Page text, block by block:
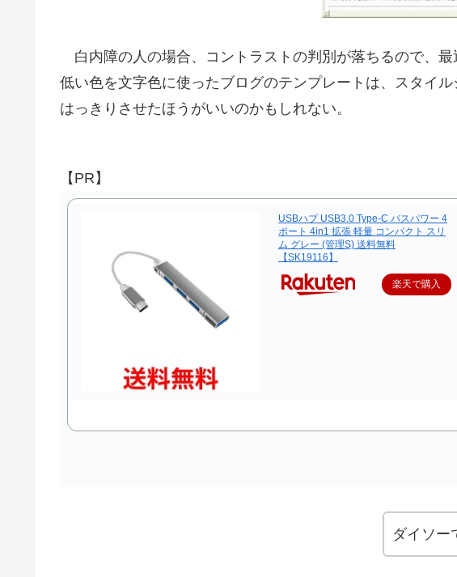
白内障の人の場合、コントラストの判別が落ちるので、
低い色を文字色に使ったブログのテンプレートは、スタイ
はっきりさせたほうがいいのかもしれない。
【PR】
USBハブ USB3.0 Type-C バスパワー 4
ポート 4in1 拡張 軽量 コンパクト スリ
ム グレー (管理S) 送料無料
【SK19116】
楽天で購入
ダイソー